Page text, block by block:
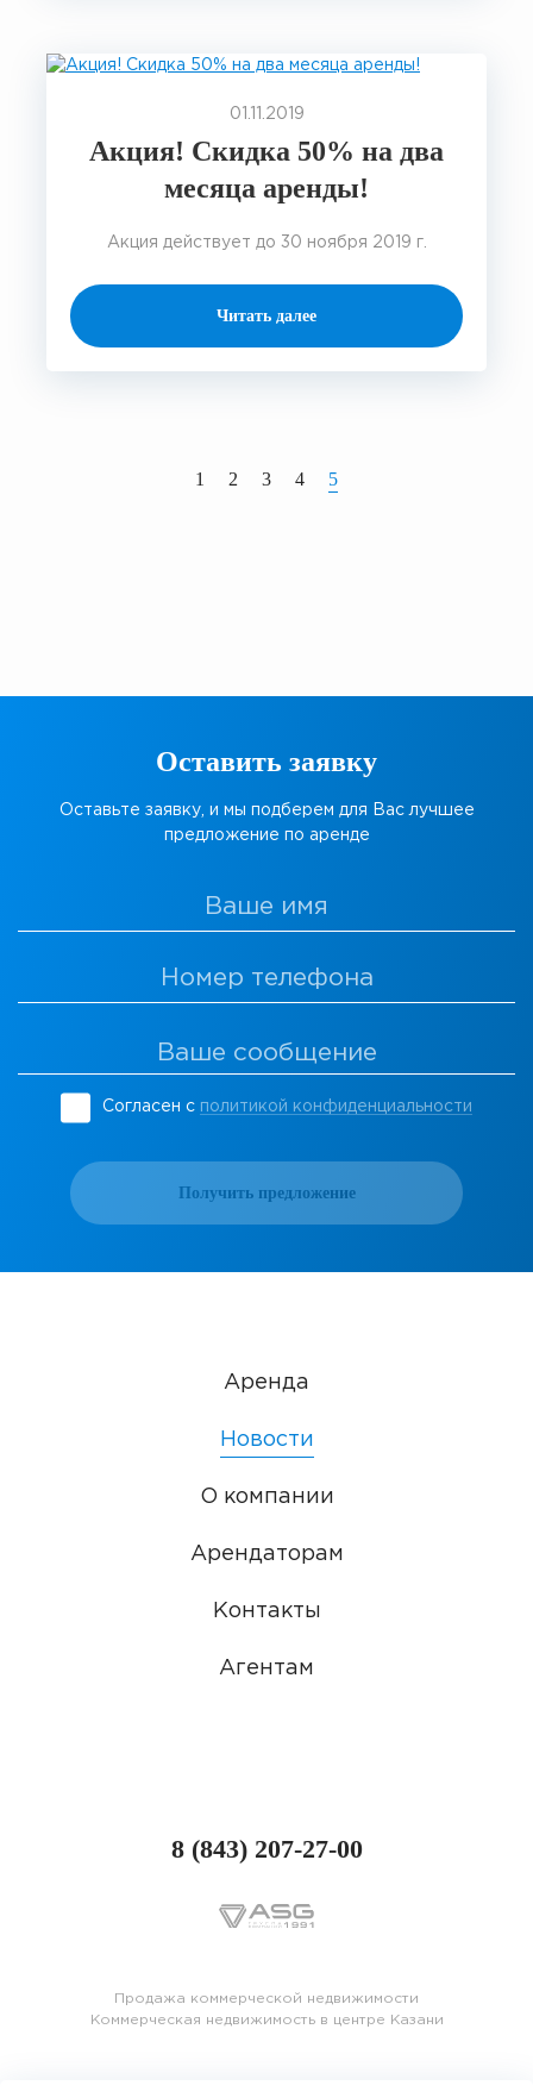
01.11.2019
Акция! Скидка 50% на два
месяца аренды!
Акция действует до 30 ноября 2019 г.
Читать далее
1 2 3 4 5
Оставить заявку
Оставьте заявку, и мы подберем для Вас лучшее
предложение по аренде
Согласен с политикой конфиденциальности
Получить предложение
Аренда
Новости
О компании
Арендаторам
Контакты
Агентам
8 (843) 207-27-00
Продажа коммерческой недвижимости
Коммерческая недвижимость в центре Казани